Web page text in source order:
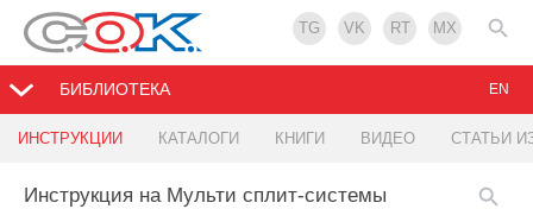
TG VK RT MX
БИБЛИОТЕКА
ИНСТРУКЦИИ КАТАЛОГИ КНИГИ ВИДЕО СТАТЬИ
EN
Инструкция на Мульти сплит-системы